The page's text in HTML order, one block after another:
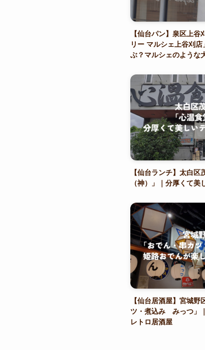
【仙台パン】泉区上
リー マルシェ上谷刈
ぶ？マルシェのような
【仙台ランチ】太白
（神）」｜分厚くて
【仙台居酒屋】宮城
ツ・煮込み みっつ」
レトロ居酒屋